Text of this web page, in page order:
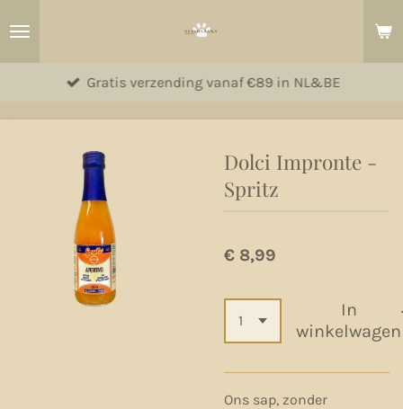
hoofdinhoud
Gratis verzending vanaf €89 in NL&BE
Dolci Impronte -
Spritz
€ 8,99
In
winkelwagen
Ons sap, zonder